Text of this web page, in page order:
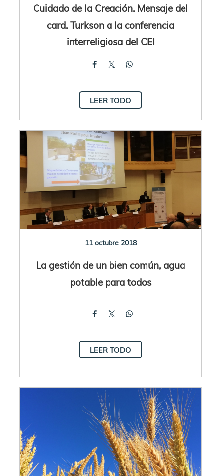
Cuidado de la Creación. Mensaje del
card. Turkson a la conferencia
interreligiosa del CEI
LEER TODO
11 octubre 2018
La gestión de un bien común, agua
potable para todos
LEER TODO